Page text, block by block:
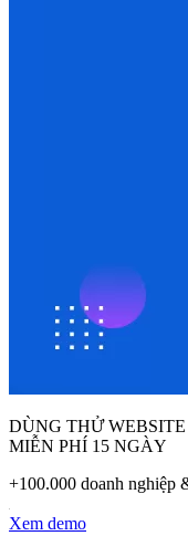
DÙNG THỬ WEBSITE
MIỄN PHÍ 15 NGÀY
+100.000 doanh nghiệp
Xem demo